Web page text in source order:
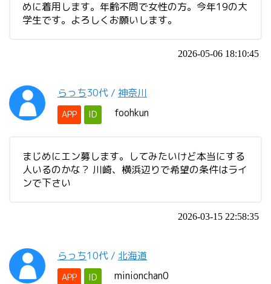
めに着用します。年齢不問で女性の方。今年19の大
学生です。よろしくお願いします。
2026-05-06 18:10:45
らっち30代 / 神奈川
APP ID foohkun
まじめにエン募します。してみたいけど本当にする
人いるのかな？ 川崎、横浜辺りで希望の条件はライ
ンで下さい
2026-03-15 22:58:35
らっち10代 / 北海道
APP ID minionchan0